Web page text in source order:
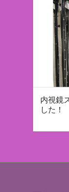
内視鏡
した！